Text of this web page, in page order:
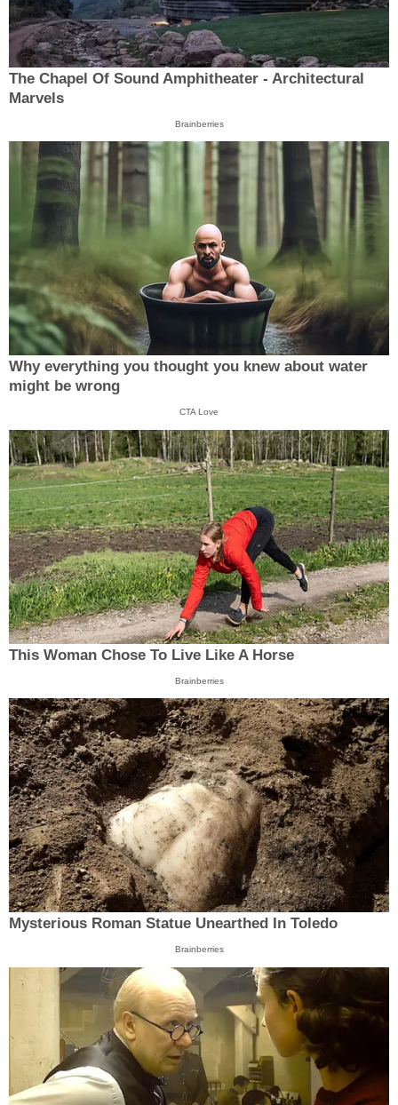
The Chapel Of Sound Amphitheater - Architectural
Marvels
Brainberries
Why everything you thought you knew about water
might be wrong
CTA Love
This Woman Chose To Live Like A Horse
Brainberries
Mysterious Roman Statue Unearthed In Toledo
Brainberries